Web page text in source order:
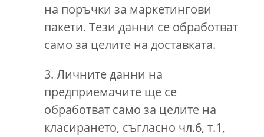
на поръчки за маркетингови
пакети. Тези данни се обработват
само за целите на доставката.
3. Личните данни на
предприемачите ще се
обработват само за целите на
класирането, съгласно чл.6, т.1,